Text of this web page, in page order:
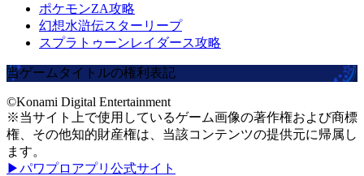
ポケモンZA攻略
幻想水滸伝スターリープ
スプラトゥーンレイダース攻略
当ゲームタイトルの権利表記
©Konami Digital Entertainment
※当サイト上で使用しているゲーム画像の著作権および商標
権、その他知的財産権は、当該コンテンツの提供元に帰属し
ます。
▶パワプロアプリ公式サイト